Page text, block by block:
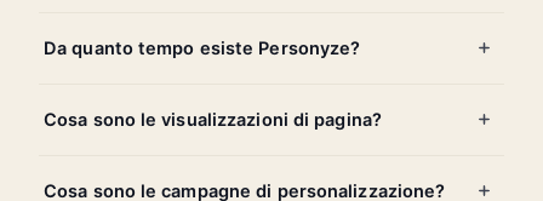
Da quanto tempo esiste Personyze?
Cosa sono le visualizzazioni di pagina?
Cosa sono le campagne di personalizzazione?